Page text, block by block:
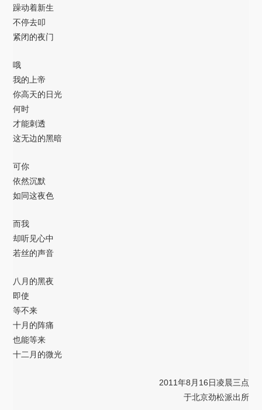
躁动着新生
不停去叩
紧闭的夜门
哦
我的上帝
你高天的日光
何时
才能刺透
这无边的黑暗
可你
依然沉默
如同这夜色
而我
却听见心中
若丝的声音
八月的黑夜
即使
等不来
十月的阵痛
也能等来
十二月的微光
2011年8月16日凌晨三点
于北京劲松派出所